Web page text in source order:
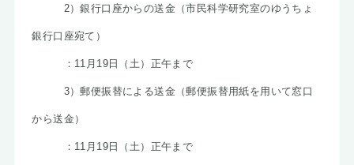
2）銀行口座からの送金（市民科学研究室のゆうちょ
銀行口座宛て）
：11月19日（土）正午まで
3）郵便振替による送金（郵便振替用紙を用いて窓口
から送金）
：11月19日（土）正午まで